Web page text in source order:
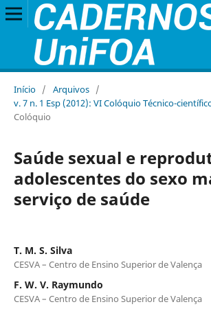
Início / Arquivos /
v. 7 n. 1 Esp (2012): VI Colóquio Técnico-
Colóquio
Saúde sexual e
adolescentes do sexo
serviço de saúde
T. M. S. Silva
CESVA – Centro de Ensino Superior de Valença
F. W. V. Raymundo
CESVA – Centro de Ensino Superior de Valença